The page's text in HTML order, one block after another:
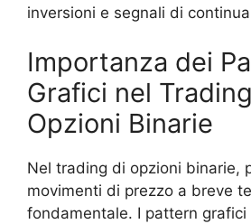
inversioni e segnali di
Importanza dei
Grafici nel
Opzioni Binarie
Nel trading di opzioni binarie,
movimenti di prezzo a breve
fondamentale. I pattern